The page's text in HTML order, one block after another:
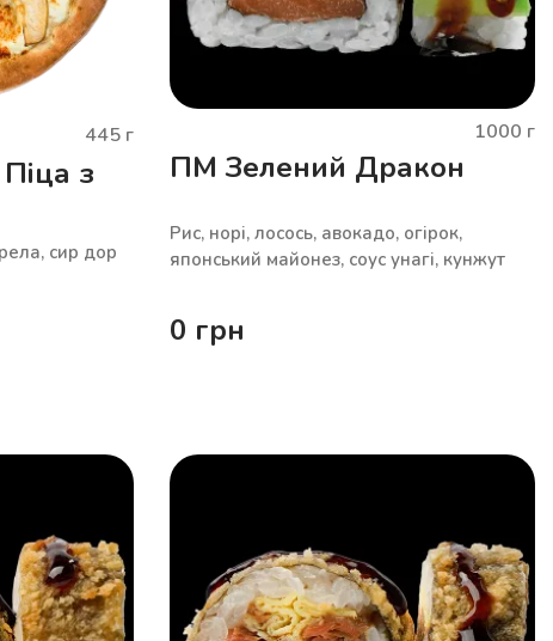
445 г
з
сир дор
1000 г
ПМ Зелений Дракон
Рис, норі, лосось, авокадо, огірок,
японський майонез, соус унагі, кунжут
0 грн